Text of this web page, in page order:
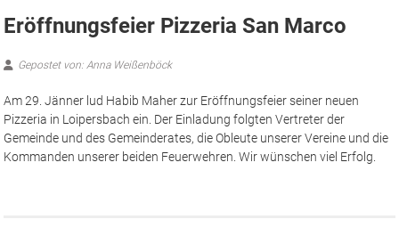
Eröffnungsfeier Pizzeria San Marco
Gepostet von: Anna Weißenböck
Am 29. Jänner lud Habib Maher zur Eröffnungsfeier seiner neuen
Pizzeria in Loipersbach ein. Der Einladung folgten Vertreter der
Gemeinde und des Gemeinderates, die Obleute unserer Vereine und die
Kommanden unserer beiden Feuerwehren. Wir wünschen viel Erfolg.